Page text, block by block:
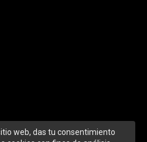
web, das tu consentimiento